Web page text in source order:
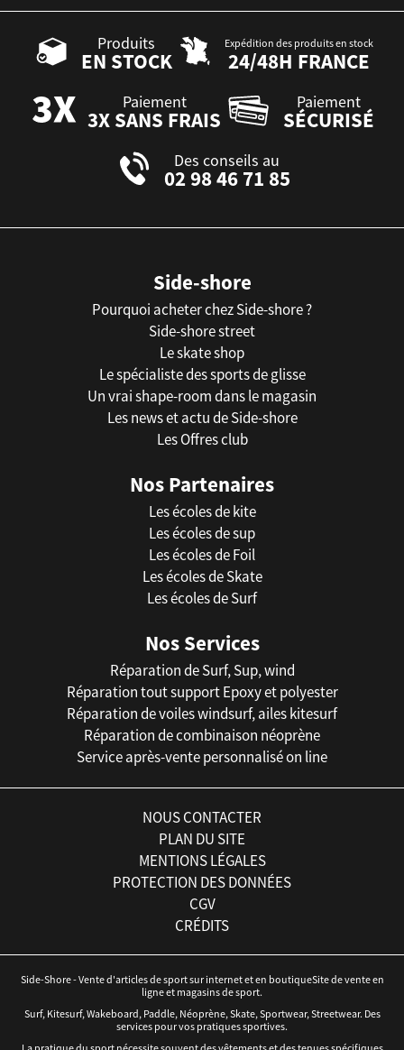
Produits
EN STOCK
Expédition des produits en stock
24/48H FRANCE
Paiement
3X SANS FRAIS
Paiement
SÉCURISÉ
Des conseils au
02 98 46 71 85
Side-shore
Pourquoi acheter chez Side-shore ?
Side-shore street
Le skate shop
Le spécialiste des sports de glisse
Un vrai shape-room dans le magasin
Les news et actu de Side-shore
Les Offres club
Nos Partenaires
Les écoles de kite
Les écoles de sup
Les écoles de Foil
Les écoles de Skate
Les écoles de Surf
Nos Services
Réparation de Surf, Sup, wind
Réparation tout support Epoxy et polyester
Réparation de voiles windsurf, ailes kitesurf
Réparation de combinaison néoprène
Service après-vente personnalisé on line
NOUS CONTACTER
PLAN DU SITE
MENTIONS LÉGALES
PROTECTION DES DONNÉES
CGV
CRÉDITS
Side-Shore - Vente d'articles de sport sur internet et en boutiqueSite de vente en
ligne et magasins de sport.
Surf, Kitesurf, Wakeboard, Paddle, Néoprène, Skate, Sportwear, Streetwear. Des
services pour vos pratiques sportives.